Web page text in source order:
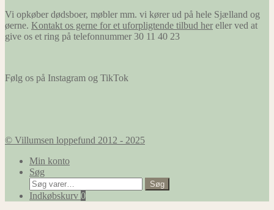
Vi opkøber dødsboer, møbler mm. vi kører ud på hele Sjælland og
øerne. Kontakt os gerne for et uforpligtende tilbud her eller ved at
give os et ring på telefonnummer 30 11 40 23
Følg os på Instagram og TikTok
© Villumsen loppefund 2012 - 2025
Min konto
Søg
Søg
efter:
Søg
Indkøbskurv 0